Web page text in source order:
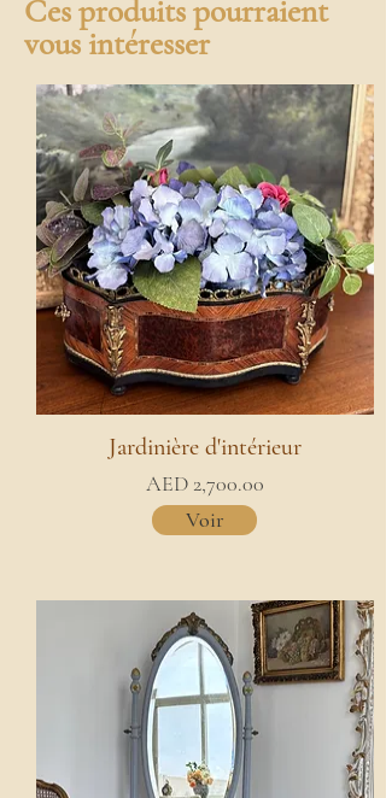
Ces produits pourraient
vous intéresser
Jardinière d'intérieur
AED 2,700.00
Voir